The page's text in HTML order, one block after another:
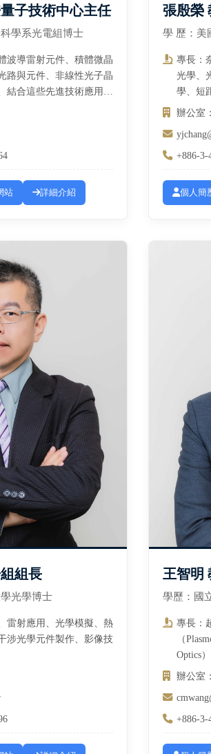
子技術中心主任
學系光電組博士
波導雷射元件、積體微晶
路與元件、非線性光子晶
結合這些先進技術應用在
顯示器、多波長生物醫學
站 詳細介紹
張殷榮
學 歷：美
專長：
光學、
學、短
辦公室
+886-3-
個人簡
組長
光學博士
雷射應用、光學模擬、熱
涉光學元件製作、影像技
王智明
學歷：國
專長：
（
Optics）
辦公室
+886-3-